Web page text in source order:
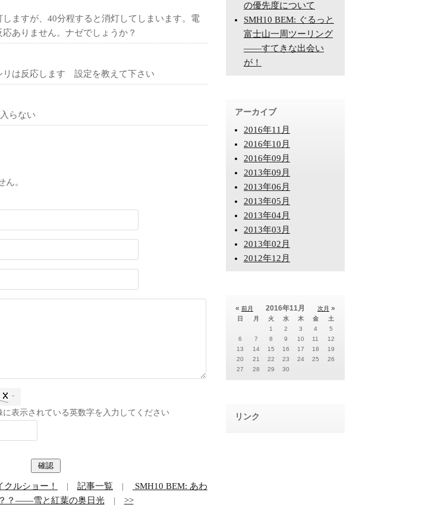
ますが、40分程すると消灯してしまいます。電
ありません。ナゼでしょうか？
は反応します 設定を教えて下さい
らない
ん。
表示されている英数字を入力してください
ルショー！ | 記事一覧 |
SMH10 BEM: あわ
？――雪と紅葉の奥日光| >>
の優先度について
SMH10 BEM: ぐるっと
富士山一周ツーリング
――すてきな出会い
が！
アーカイブ
2016年11月
2016年10月
2016年09月
2013年09月
2013年06月
2013年05月
2013年04月
2013年03月
2013年02月
2012年12月
« 前月 次月 »
2016年11月
日 月 火 水 木 金
土
1
2 3 4
5
6
7 8 9 10 11
12
13
14 15 16 17 18
19
20
21 22 23 24 25
26
27
28 29 30
リンク